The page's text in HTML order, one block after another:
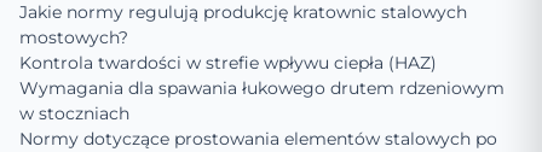
Jakie normy regulują produkcję kratownic stalowych
mostowych?
Kontrola twardości w strefie wpływu ciepła (HAZ)
Wymagania dla spawania łukowego drutem rdzeniowym
w stoczniach
Normy dotyczące prostowania elementów stalowych po